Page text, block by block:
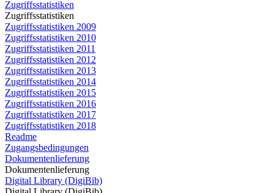
Zugriffsstatistiken
Zugriffsstatistiken
Zugriffsstatistiken 2009
Zugriffsstatistiken 2010
Zugriffsstatistiken 2011
Zugriffsstatistiken 2012
Zugriffsstatistiken 2013
Zugriffsstatistiken 2014
Zugriffsstatistiken 2015
Zugriffsstatistiken 2016
Zugriffsstatistiken 2017
Zugriffsstatistiken 2018
Readme
Zugangsbedingungen
Dokumentenlieferung
Dokumentenlieferung
Digital Library (DigiBib)